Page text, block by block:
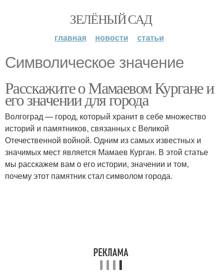
ЗЕЛЁНЫЙ САД
главная новости статьи
Символическое значение
Расскажите о Мамаевом Кургане и
его значении для города
Волгоград — город, который хранит в себе множество
историй и памятников, связанных с Великой
Отечественной войной. Одним из самых известных и
значимых мест является Мамаев Курган. В этой статье
мы расскажем вам о его истории, значении и том,
почему этот памятник стал символом города.